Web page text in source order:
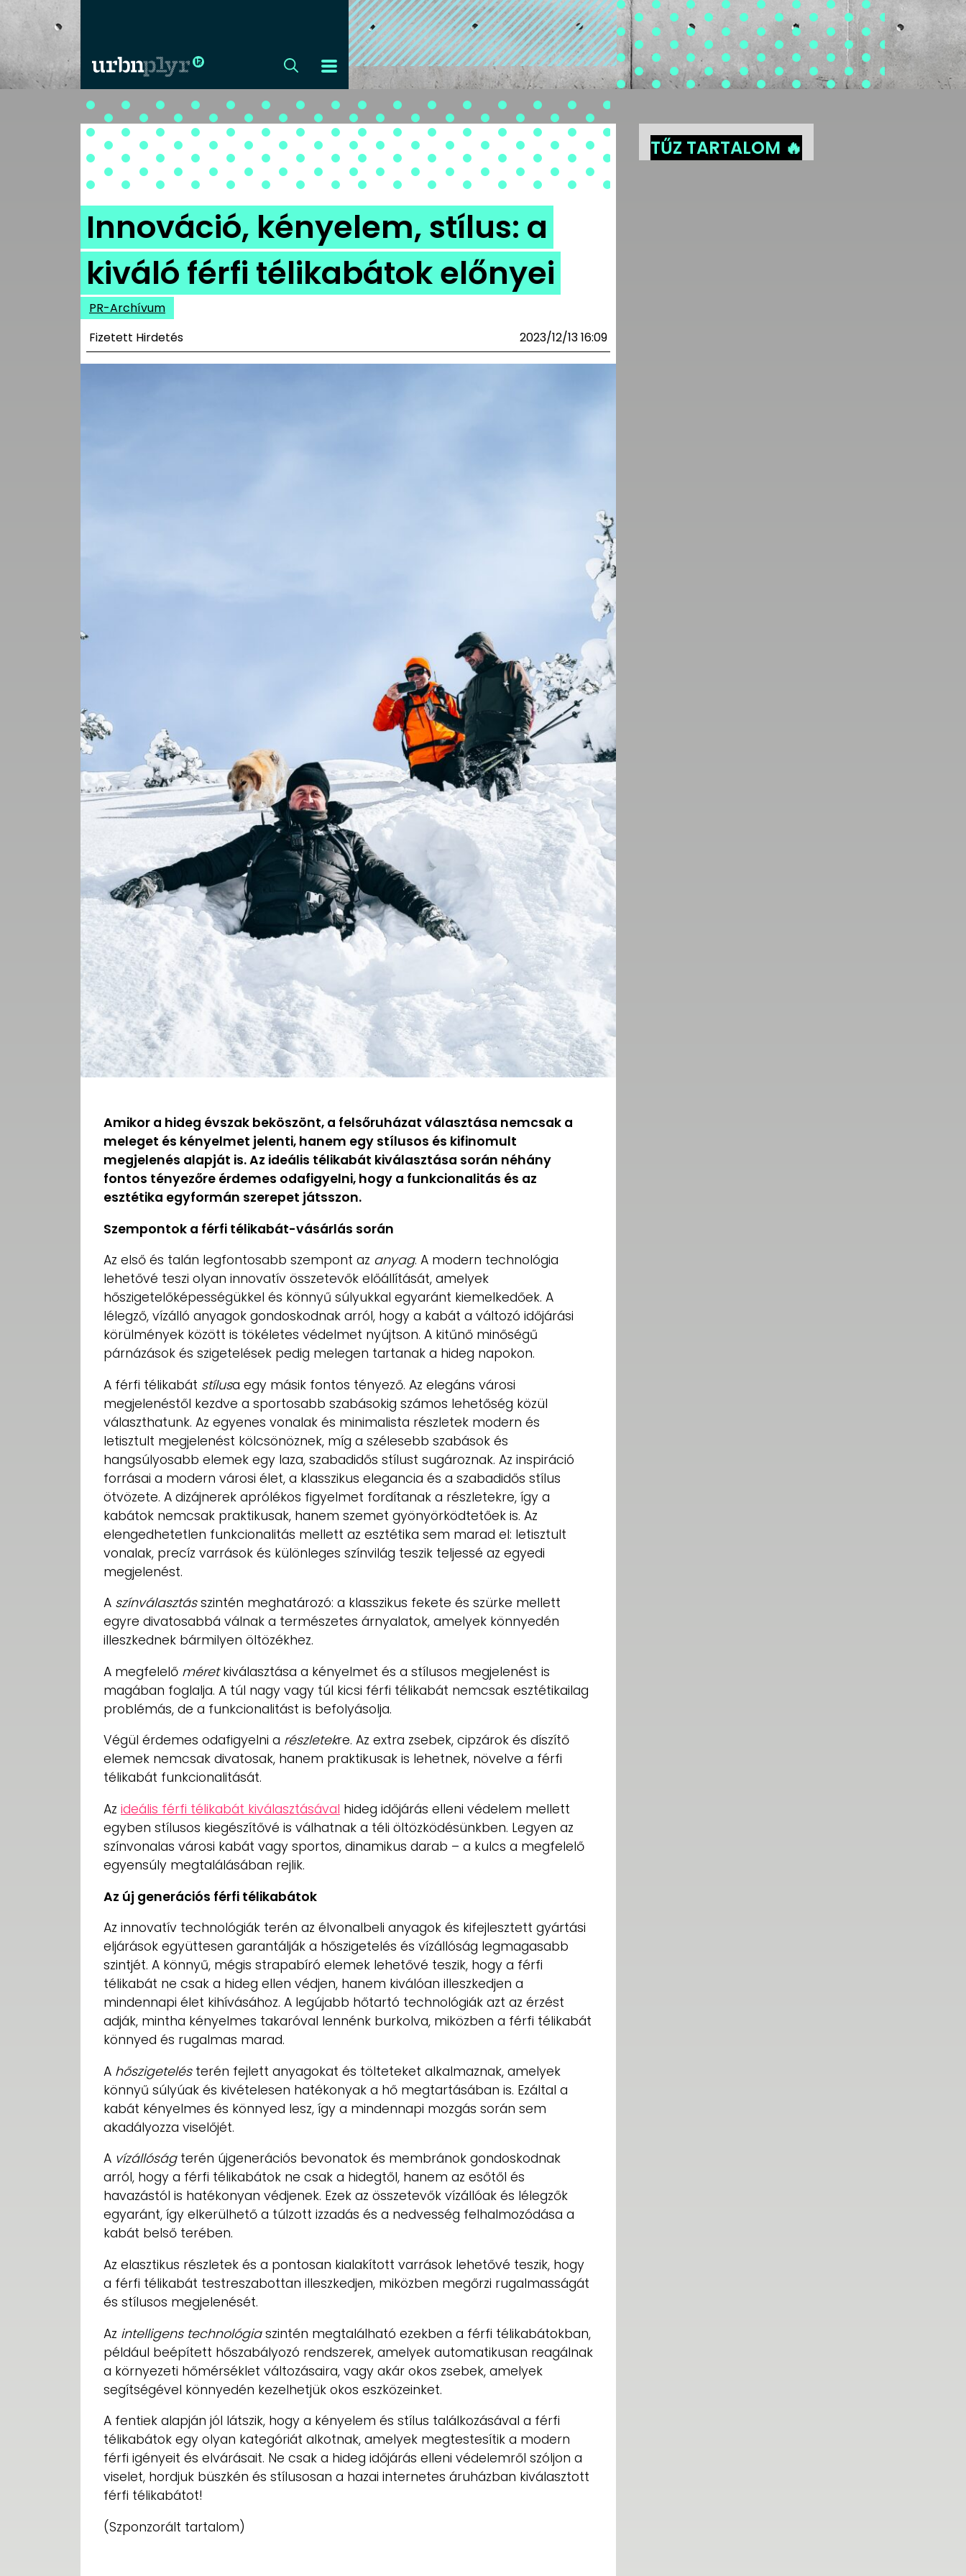
CÍMLAP
DIZÁJN
DIVAT
HIP
KULT
ZENE
Innováció, kényelem, stílus: a
kiváló férfi télikabátok előnyei
PR-Archívum
Fizetett Hirdetés
2023/12/13 16:09
Amikor a hideg évszak beköszönt, a felsőruházat választása nemcsak a
meleget és kényelmet jelenti, hanem egy stílusos és kifinomult
megjelenés alapját is. Az ideális télikabát kiválasztása során néhány
fontos tényezőre érdemes odafigyelni, hogy a funkcionalitás és az
esztétika egyformán szerepet játsszon.
Szempontok a férfi télikabát-vásárlás során
Az első és talán legfontosabb szempont az anyag. A modern technológia
lehetővé teszi olyan innovatív összetevők előállítását, amelyek
hőszigetelőképességükkel és könnyű súlyukkal egyaránt kiemelkedőek. A
lélegző, vízálló anyagok gondoskodnak arról, hogy a kabát a változó időjárási
körülmények között is tökéletes védelmet nyújtson. A kitűnő minőségű
párnázások és szigetelések pedig melegen tartanak a hideg napokon.
A férfi télikabát stílusa egy másik fontos tényező. Az elegáns városi
megjelenéstől kezdve a sportosabb szabásokig számos lehetőség közül
választhatunk. Az egyenes vonalak és minimalista részletek modern és
letisztult megjelenést kölcsönöznek, míg a szélesebb szabások és
hangsúlyosabb elemek egy laza, szabadidős stílust sugároznak. Az inspiráció
forrásai a modern városi élet, a klasszikus elegancia és a szabadidős stílus
ötvözete. A dizájnerek aprólékos figyelmet fordítanak a részletekre, így a
kabátok nemcsak praktikusak, hanem szemet gyönyörködtetőek is. Az
elengedhetetlen funkcionalitás mellett az esztétika sem marad el: letisztult
vonalak, precíz varrások és különleges színvilág teszik teljessé az egyedi
megjelenést.
A színválasztásszintén meghatározó: a klasszikus fekete és szürke mellett
egyre divatosabbá válnak a természetes árnyalatok, amelyek könnyedén
illeszkednek bármilyen öltözékhez.
A megfelelő méretkiválasztása a kényelmet és a stílusos megjelenést is
magában foglalja. A túl nagy vagy túl kicsi férfi télikabát nemcsak esztétikailag
problémás, de a funkcionalitást is befolyásolja.
Végül érdemes odafigyelni a részletekre. Az extra zsebek, cipzárok és díszítő
elemek nemcsak divatosak, hanem praktikusak is lehetnek, növelve a férfi
télikabát funkcionalitását.
Az ideális férfi télikabát kiválasztásával hideg időjárás elleni védelem mellett
egyben stílusos kiegészítővé is válhatnak a téli öltözködésünkben. Legyen az
színvonalas városi kabát vagy sportos, dinamikus darab – a kulcs a megfelelő
egyensúly megtalálásában rejlik.
Az új generációs férfi télikabátok
Az innovatív technológiák terén az élvonalbeli anyagok és kifejlesztett gyártási
eljárások együttesen garantálják a hőszigetelés és vízállóság legmagasabb
szintjét. A könnyű, mégis strapabíró elemek lehetővé teszik, hogy a férfi
télikabát ne csak a hideg ellen védjen, hanem kiválóan illeszkedjen a
mindennapi élet kihívásához. A legújabb hőtartó technológiák azt az érzést
adják, mintha kényelmes takaróval lennénk burkolva, miközben a férfi télikabát
könnyed és rugalmas marad.
A hőszigetelésterén fejlett anyagokat és tölteteket alkalmaznak, amelyek
könnyű súlyúak és kivételesen hatékonyak a hő megtartásában is. Ezáltal a
kabát kényelmes és könnyed lesz, így a mindennapi mozgás során sem
akadályozza viselőjét.
A vízállóságterén újgenerációs bevonatok és membránok gondoskodnak
arról, hogy a férfi télikabátok ne csak a hidegtől, hanem az esőtől és
havazástól is hatékonyan védjenek. Ezek az összetevők vízállóak és lélegzők
egyaránt, így elkerülhető a túlzott izzadás és a nedvesség felhalmozódása a
kabát belső terében.
Az elasztikus részletek és a pontosan kialakított varrások lehetővé teszik, hogy
a férfi télikabát testreszabottan illeszkedjen, miközben megőrzi rugalmasságát
és stílusos megjelenését.
Az intelligens technológiaszintén megtalálható ezekben a férfi télikabátokban,
például beépített hőszabályozó rendszerek, amelyek automatikusan reagálnak
a környezeti hőmérséklet változásaira, vagy akár okos zsebek, amelyek
segítségével könnyedén kezelhetjük okos eszközeinket.
A fentiek alapján jól látszik, hogy a kényelem és stílus találkozásával a férfi
télikabátok egy olyan kategóriát alkotnak, amelyek megtestesítik a modern
férfi igényeit és elvárásait. Ne csak a hideg időjárás elleni védelemről szóljon a
viselet, hordjuk büszkén és stílusosan a hazai internetes áruházban kiválasztott
férfi télikabátot!
(Szponzorált tartalom)
TŰZ TARTALOM 🔥